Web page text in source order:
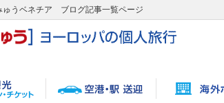
ゅうベネチア ブログ記事一覧ページ